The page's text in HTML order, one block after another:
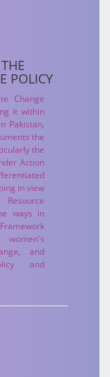
POLICY
Change
it within
Pakistan,
the
the
Action
in view
ways in
and
and